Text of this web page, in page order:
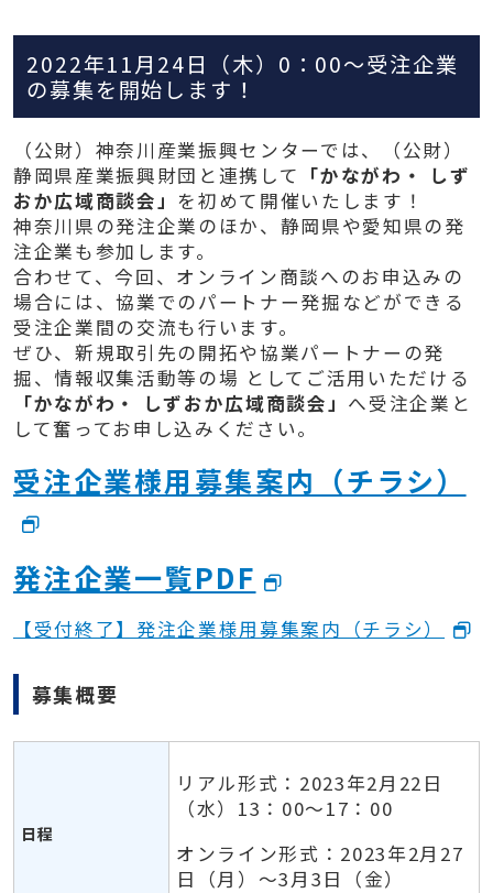
2022年11月24日（木）0：00～受注企業
の募集を開始します！
（公財）神奈川産業振興センターでは、（公財）
静岡県産業振興財団と連携して 「かながわ・ しず
おか広域商談会」 を初めて開催いたします！
神奈川県の発注企業のほか、静岡県や愛知県の発
注企業も参加します。
合わせて、今回、オンライン商談へのお申込みの
場合には、協業でのパートナー発掘などができる
受注企業間の交流も行います。
ぜひ、新規取引先の開拓や協業パートナーの発
掘、情報収集活動等の場 としてご活用いただける
「かながわ・ しずおか広域商談会」 へ受注企業と
して奮ってお申し込みください。
受注企業様用募集案内（チラシ）
発注企業一覧PDF
【受付終了】発注企業様用募集案内（チラシ）
募集概要
日程
リアル形式：2023年2月22日
（水）13：00～17：00
オンライン形式：2023年2月27
日（月）～3月3日（金）